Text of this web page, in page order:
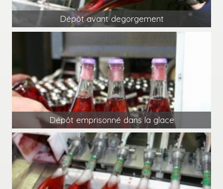
Dépôt avant degorgement
Dépôt emprisonné dans la glace